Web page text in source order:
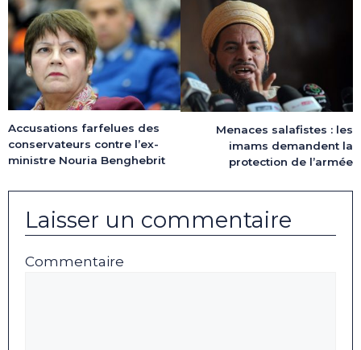
Accusations farfelues des
conservateurs contre l’ex-
ministre Nouria Benghebrit
Menaces salafistes : les
imams demandent la
protection de l’armée
Laisser un commentaire
Commentaire